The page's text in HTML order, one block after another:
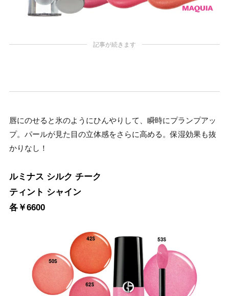
記事が続きます
唇にのせると氷のようにひんやりして、瞬時にプランプアッ
プ。パールが見た目の立体感をさらに高める。保湿効果も抜
かりなし！
ルミナス シルク チーク
ティント シャイン
各￥6600